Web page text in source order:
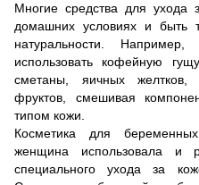
Многие средства для ухода
домашних условиях и быть
натуральности.
использовать кофейную
сметаны, яичных желтков,
фруктов, смешивая
типом кожи.
Косметика для
женщина использовала и
специального ухода за